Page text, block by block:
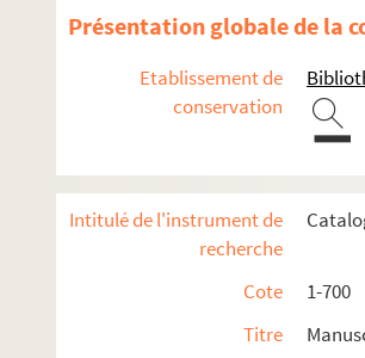
Présentation globale de la
Etablissement de
conservation
Intitulé de l'instrument de
recherche
Cote
1-700
Titre
Ms_179-183. Œuvres diverses de
Ms_184. « Antiquités et mémoires
Ms_185. « Continuation de
Ms_187. Ancien manuscrit d'Aubais,
Ms_188. Recueil n° 116 de d'Aubais.
Ms_188_3. Journal (1583-1586).